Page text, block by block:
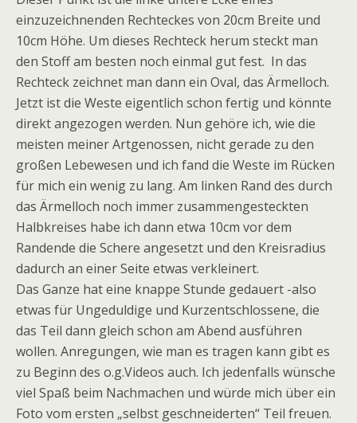
einzuzeichnenden Rechteckes von 20cm Breite und
10cm Höhe. Um dieses Rechteck herum steckt man
den Stoff am besten noch einmal gut fest. In das
Rechteck zeichnet man dann ein Oval, das Ärmelloch.
Jetzt ist die Weste eigentlich schon fertig und könnte
direkt angezogen werden. Nun gehöre ich, wie die
meisten meiner Artgenossen, nicht gerade zu den
großen Lebewesen und ich fand die Weste im Rücken
für mich ein wenig zu lang. Am linken Rand des durch
das Ärmelloch noch immer zusammengesteckten
Halbkreises habe ich dann etwa 10cm vor dem
Randende die Schere angesetzt und den Kreisradius
dadurch an einer Seite etwas verkleinert.
Das Ganze hat eine knappe Stunde gedauert -also
etwas für Ungeduldige und Kurzentschlossene, die
das Teil dann gleich schon am Abend ausführen
wollen. Anregungen, wie man es tragen kann gibt es
zu Beginn des o.g.Videos auch. Ich jedenfalls wünsche
viel Spaß beim Nachmachen und würde mich über ein
Foto vom ersten „selbst geschneiderten“ Teil freuen.